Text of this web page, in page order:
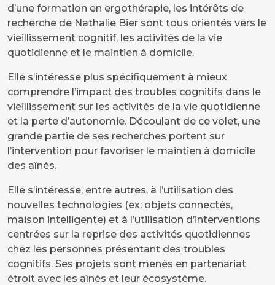
d’une formation en ergothérapie, les intérêts de
recherche de Nathalie Bier sont tous orientés vers le
vieillissement cognitif, les activités de la vie
quotidienne et le maintien à domicile.
Elle s’intéresse plus spécifiquement à mieux
comprendre l’impact des troubles cognitifs dans le
vieillissement sur les activités de la vie quotidienne
et la perte d’autonomie. Découlant de ce volet, une
grande partie de ses recherches portent sur
l’intervention pour favoriser le maintien à domicile
des aînés.
Elle s’intéresse, entre autres, à l’utilisation des
nouvelles technologies (ex: objets connectés,
maison intelligente) et à l’utilisation d’interventions
centrées sur la reprise des activités quotidiennes
chez les personnes présentant des troubles
cognitifs. Ses projets sont menés en partenariat
étroit avec les aînés et leur écosystème.